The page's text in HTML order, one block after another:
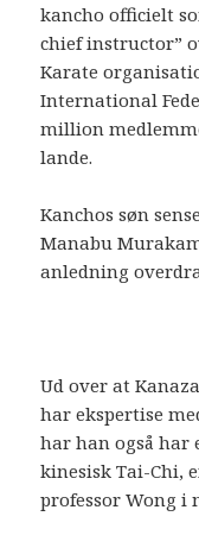
kancho officielt
chief instructor”
Karate
International
million
lande.
Kanchos søn
Manabu
anledning
Ud over at
har ekspertise
har han også har
kinesisk Tai-Chi,
professor Wong i